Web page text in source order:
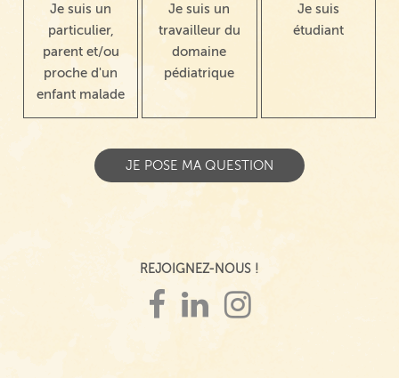
Je suis un
particulier,
parent et/ou
proche d'un
enfant malade
Je suis un
travailleur du
domaine
pédiatrique
Je suis
étudiant
REJOIGNEZ-NOUS !